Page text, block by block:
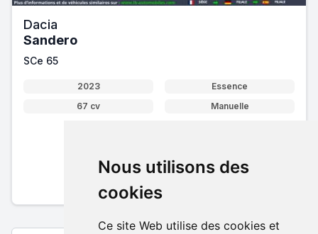
Nous utilisons des
cookies
Ce site Web utilise des cookies et
Dacia
Sandero
SCe 65
2023
Essence
67 cv
Manuelle
Pack essentiel inclus
En savoir plus sur nos tarifs